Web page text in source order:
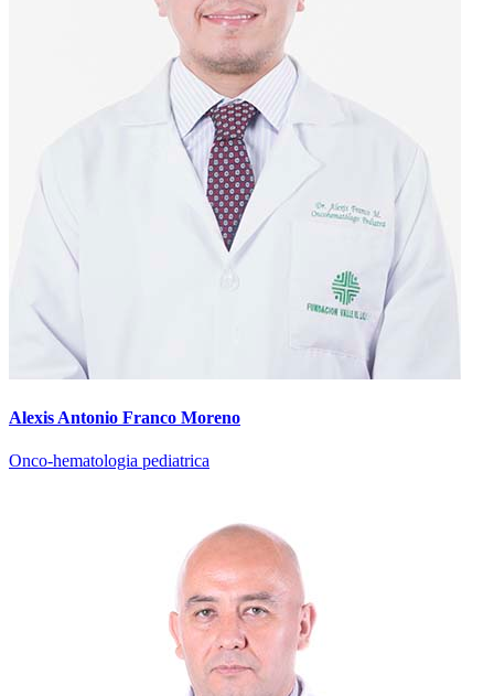
Alexis Antonio Franco Moreno
Onco-hematologia pediatrica